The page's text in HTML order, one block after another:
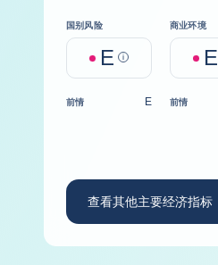
国别风险
E Help
商业环境
E
前情 E 前情
查看其他主要经济指标